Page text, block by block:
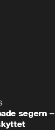
segern –